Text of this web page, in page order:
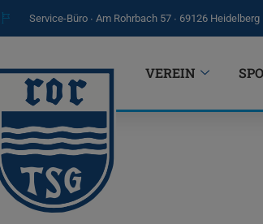
Service-Büro ∙ Am Rohrbach 57 ∙ 69126 Heidelberg
VEREIN